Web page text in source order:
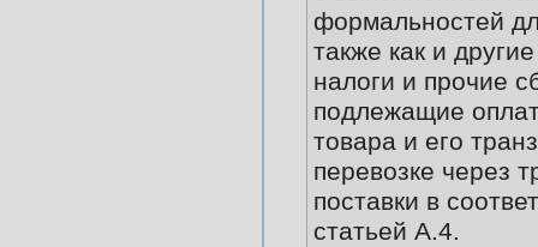
формальностей
также как и
налоги и прочие
подлежащие
товара и его
перевозке через
поставки в
статьей А.4.